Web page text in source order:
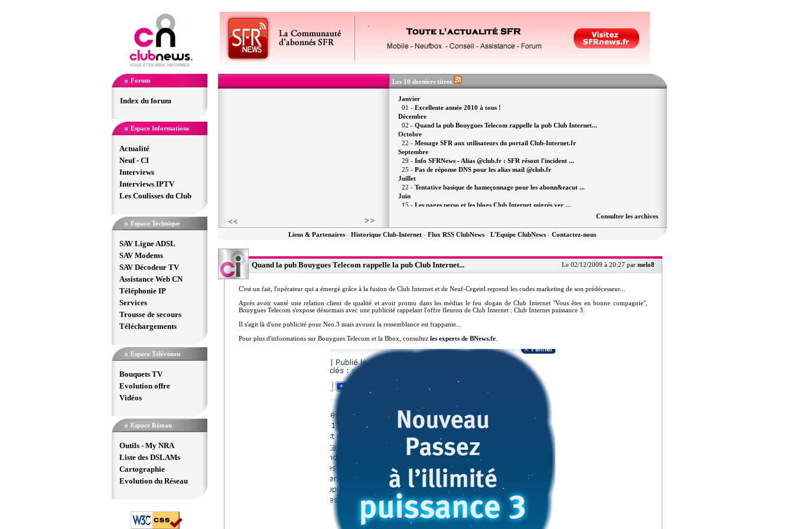
Forum
Index du forum
Espace Informations
Actualité
Neuf - CI
Interviews
Interviews IPTV
Les Coulisses du Club
Espace Technique
SAV Ligne ADSL
SAV Modems
SAV Décodeur TV
Assistance Web CN
Téléphonie IP
Services
Trousse de secours
Téléchargements
Espace Télévision
Bouquets TV
Evolution offre
Vidéos
Espace Réseau
Outils - My NRA
Liste des DSLAMs
Cartographie
Evolution du Réseau
Les 10 derniers titres
Janvier
01 - Excellente année 2010 à tous !
Décembre
02 - Quand la pub Bouygues Telecom rappelle la pub Club Internet...
Octobre
22 - Message SFR aux utilisateurs du portail Club-Internet.fr
Septembre
29 - Info SFRNews - Alias @club.fr : SFR résout l'incident ...
25 - Pas de réponse DNS pour les alias mail @club.fr
Juillet
22 - Tentative basique de hameçonnage pour les abonn&eacut ...
Juin
15 - Les pages perso et les blogs Club Internet migrés ver ...
Avril
Interview exclusive : SFR s'explique au sujet de Club Internet
Consulter les archives
Liens & Partenaires - Historique Club-Internet - Flux RSS ClubNews - L'Equipe ClubNews - Contactez-nous
Quand la pub Bouygues Telecom rappelle la pub Club Internet... Le 02/12/2009 à 20:27 par melo8
C'est un fait, l'opérateur qui a émergé grâce à la fusion de Club Internet et de Neuf-Cegetel reprend les codes marketing de son prédécesseur...
Après avoir vanté une relation client de qualité et avoir promu dans les médias le feu slogan de Club Internet "Vous êtes en bonne compagnie",
Bouygues Telecom s'expose désormais avec une publicité rappelant l'offre fleuron de Club Internet : Club Internet puissance 3.
Il s'agit là d'une publicité pour Neo.3 mais avouez la ressemblance est frappante...
Pour plus d'informations sur Bouygues Telecom et la Bbox, consultez les experts de BNews.fr.